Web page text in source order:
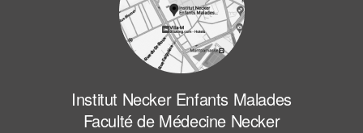
Institut Necker Enfants Malades
Faculté de Médecine Necker